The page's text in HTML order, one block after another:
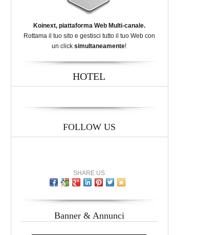
Koinext, piattaforma Web Multi-canale.
Rottama il tuo sito e gestisci tutto il tuo Web con
un click simultaneamente!
HOTEL
FOLLOW US
SHARE US
Banner & Annunci